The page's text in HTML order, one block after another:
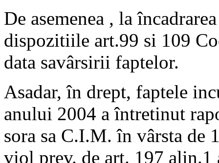
De asemenea , la
dispozitiile art.99 si 109
data savârsirii faptelor.
Asadar, în drept, faptele
anului 2004 a întretinut
sora sa C.I.M. în vârsta de
viol prev. de art. 197